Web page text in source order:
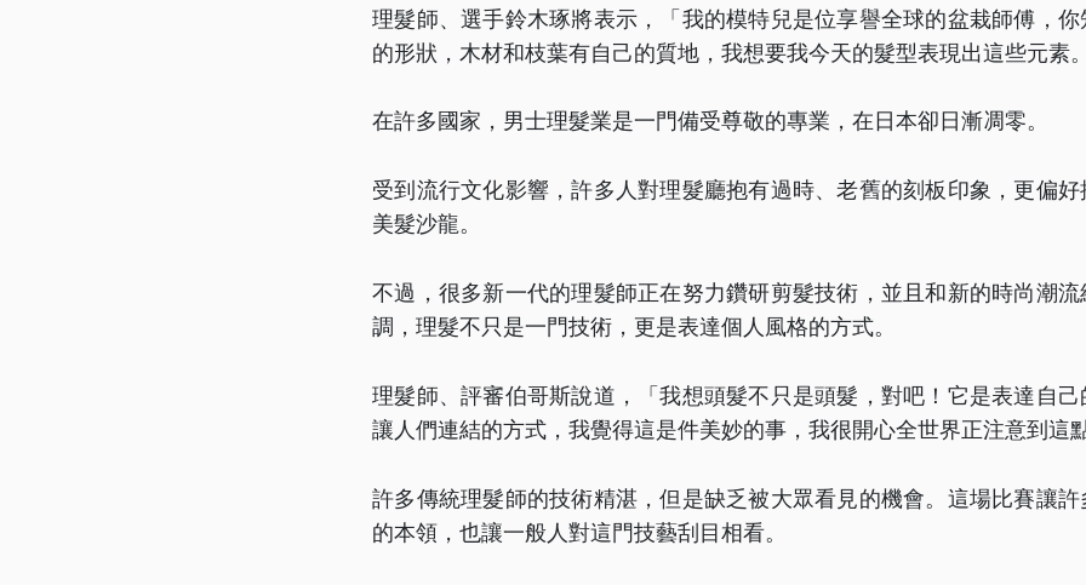
理髮師、選手鈴木琢將表示，「我的模特兒是位享譽全球的盆栽師傅，
的形狀，木材和枝葉有自己的質地，我想要我今天的髮型表現出這些元素。
在許多國家，男士理髮業是一門備受尊敬的專業，在日本卻日漸凋零。
受到流行文化影響，許多人對理髮廳抱有過時、老舊的刻板印象，更偏
美髮沙龍。
不過，很多新一代的理髮師正在努力鑽研剪髮技術，並且和新的時尚潮
調，理髮不只是一門技術，更是表達個人風格的方式。
理髮師、評審伯哥斯說道，「我想頭髮不只是頭髮，對吧！它是表達自
讓人們連結的方式，我覺得這是件美妙的事，我很開心全世界正注意到這點
許多傳統理髮師的技術精湛，但是缺乏被大眾看見的機會。這場比賽讓
的本領，也讓一般人對這門技藝刮目相看。